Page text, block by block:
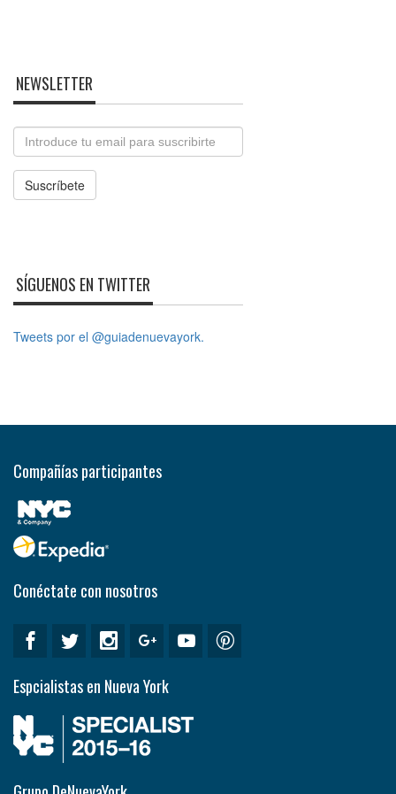
NEWSLETTER
Email
Suscríbete
SÍGUENOS EN TWITTER
Tweets por el @guiadenuevayork.
Compañías participantes
Conéctate con nosotros
Espcialistas en Nueva York